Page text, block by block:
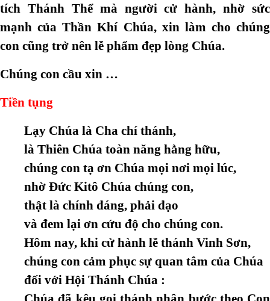
tích Thánh Thể mà người cử hành, nhờ sức
mạnh của Thần Khí Chúa, xin làm cho chúng
con cũng trở nên lễ phẩm đẹp lòng Chúa.
Chúng con cầu xin …
Tiền tụng
Lạy Chúa là Cha chí thánh,
là Thiên Chúa toàn năng hằng hữu,
chúng con tạ ơn Chúa mọi nơi mọi lúc,
nhờ Đức Kitô Chúa chúng con,
thật là chính đáng, phải đạo
và đem lại ơn cứu độ cho chúng con.
Hôm nay, khi cử hành lễ thánh Vinh Sơn,
chúng con cảm phục sự quan tâm của Chúa
đối với Hội Thánh Chúa :